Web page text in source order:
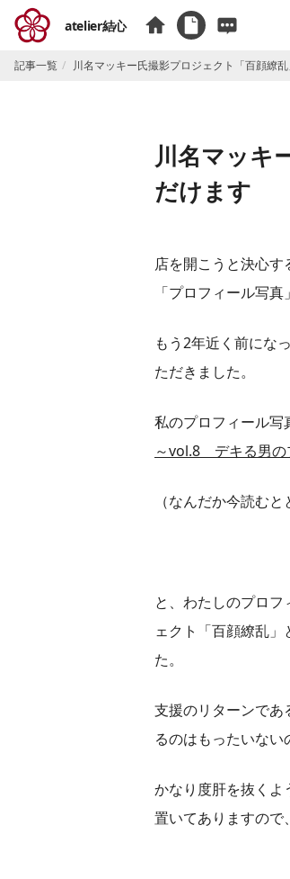
atelier結心
記事一覧 川名マッキー氏撮影プロジェクト「百顔繚
川名マッキ
だけます
店を開こうと決心
「プロフィール写真
もう2年近く前にな
ただきました。
私のプロフィール
～vol.8 デキる男の
（なんだか今読む
と、わたしのプロ
ェクト「百顔繚乱
た。
支援のリターンであ
るのはもったいない
かなり度肝を抜くよ
置いてありますので